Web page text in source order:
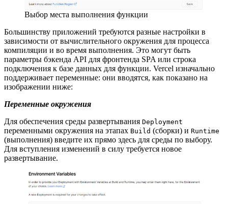
Выбор места выполнения функции
Большинству приложений требуются разные настройки в
зависимости от вычислительного окружения для процесса
компиляции и во время выполнения. Это могут быть
параметры бэкенда API для фронтенда SPA или строка
подключения к базе данных для функции. Vercel изначально
поддерживает переменные: они вводятся, как показано на
изображении ниже:
Переменные окружения
Для обеспечения среды развертывания Deployment
переменными окружения на этапах Build (сборки) и Runtime
(выполнения) введите их прямо здесь для среды по выбору.
Для вступления изменений в силу требуется новое
развертывание.